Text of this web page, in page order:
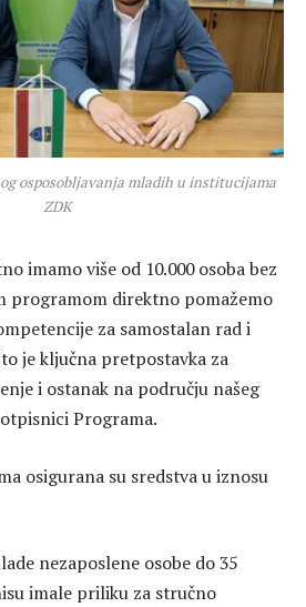
osposobljavanja mladih u institucijama
ZDK
imamo više od 10.000 osoba bez
programom direktno pomažemo
za samostalan rad i
je ključna pretpostavka za
i ostanak na području našeg
Programa.
osigurana su sredstva u iznosu
nezaposlene osobe do 35
imale priliku za stručno